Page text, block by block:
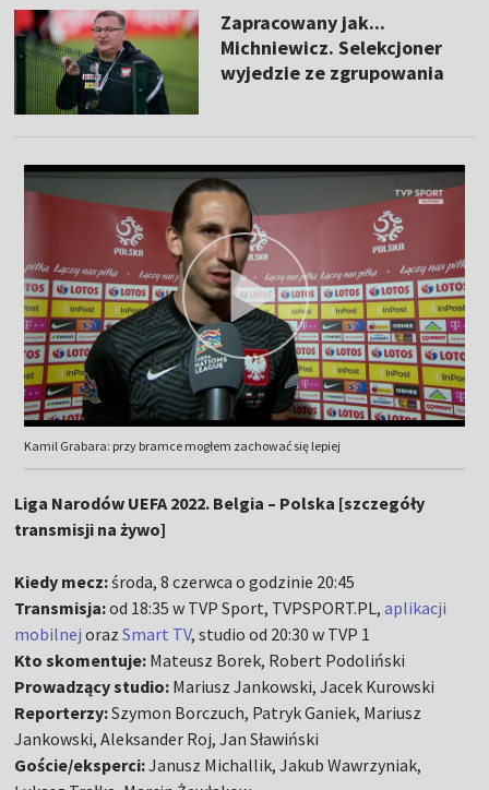
Zapracowany jak...
Michniewicz. Selekcjoner
wyjedzie ze zgrupowania
Kamil Grabara: przy bramce mogłem zachować się lepiej
Liga Narodów UEFA 2022. Belgia – Polska [szczegóły
transmisji na żywo]
Kiedy mecz:środa, 8 czerwca o godzinie 20:45
Transmisja:od 18:35 w TVP Sport, TVPSPORT.PL,aplikacji
mobilnej orazSmart TV, studio od 20:30 w TVP 1
Kto skomentuje: Mateusz Borek, Robert Podoliński
Prowadzący studio: Mariusz Jankowski, Jacek Kurowski
Reporterzy:Szymon Borczuch, Patryk Ganiek, Mariusz
Jankowski, Aleksander Roj, Jan Sławiński
Goście/eksperci:Janusz Michallik, Jakub Wawrzyniak,